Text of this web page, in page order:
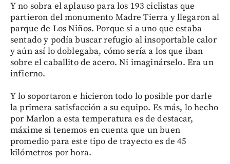
Y no sobra el aplauso para los 193 ciclistas que
partieron del monumento Madre Tierra y llegaron al
parque de Los Niños. Porque si a uno que estaba
sentado y podía buscar refugio al insoportable calor
y aún así lo doblegaba, cómo sería a los que iban
sobre el caballito de acero. Ni imaginárselo. Era un
infierno.
Y lo soportaron e hicieron todo lo posible por darle
la primera satisfacción a su equipo. Es más, lo hecho
por Marlon a esta temperatura es de destacar,
máxime si tenemos en cuenta que un buen
promedio para este tipo de trayecto es de 45
kilómetros por hora.